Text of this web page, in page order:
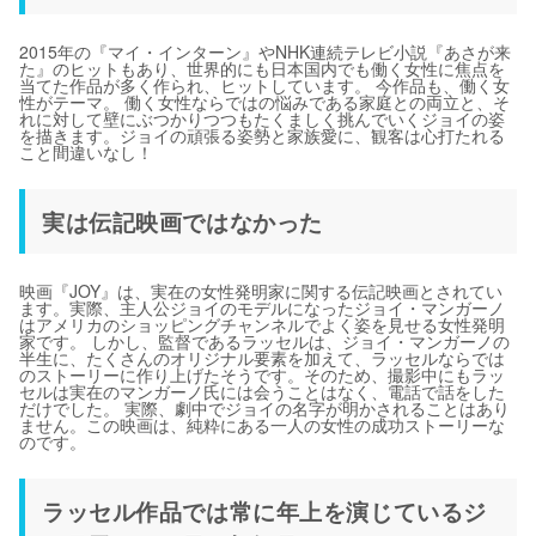
2015年の『マイ・インターン』やNHK連続テレビ小説『あさが来
た』のヒットもあり、世界的にも日本国内でも働く女性に焦点を
当てた作品が多く作られ、ヒットしています。 今作品も、働く女
性がテーマ。 働く女性ならではの悩みである家庭との両立と、そ
れに対して壁にぶつかりつつもたくましく挑んでいくジョイの姿
を描きます。ジョイの頑張る姿勢と家族愛に、観客は心打たれる
こと間違いなし！
実は伝記映画ではなかった
映画『JOY』は、実在の女性発明家に関する伝記映画とされてい
ます。実際、主人公ジョイのモデルになったジョイ・マンガーノ
はアメリカのショッピングチャンネルでよく姿を見せる女性発明
家です。 しかし、監督であるラッセルは、ジョイ・マンガーノの
半生に、たくさんのオリジナル要素を加えて、ラッセルならでは
のストーリーに作り上げたそうです。そのため、撮影中にもラッ
セルは実在のマンガーノ氏には会うことはなく、電話で話をした
だけでした。 実際、劇中でジョイの名字が明かされることはあり
ません。この映画は、純粋にある一人の女性の成功ストーリーな
のです。
ラッセル作品では常に年上を演じているジ